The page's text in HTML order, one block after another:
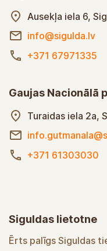
Ausekļa iela 6,
info@sigulda.lv
+371 67971335
Gaujas Nacionālā
Turaidas iela 2a,
+371 61303030
Siguldas lietotne
Ērts palīgs Siguldas